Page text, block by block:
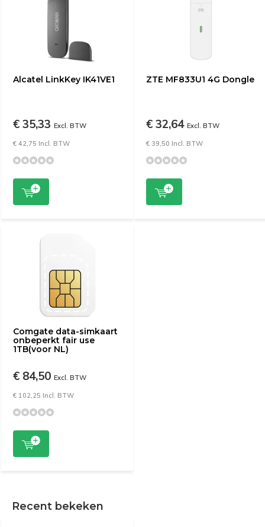
Alcatel LinkKey IK41VE1
€ 35,33 Excl. BTW
€ 42,75 Incl. BTW
ZTE MF833U1 4G Dongle
€ 32,64 Excl. BTW
€ 39,50 Incl. BTW
Comgate data-simkaart
onbeperkt fair use
1TB(voor NL)
€ 84,50 Excl. BTW
€ 102,25 Incl. BTW
Recent bekeken